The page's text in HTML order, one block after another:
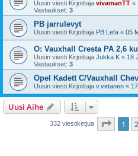
Uusin viesti Kirjoittaja vivamanTT «
Vastaukset: 3
PB jarrulevyt
Uusin viesti Kirjoittaja PB Lefa « 05
O: Vauxhall Cresta PA 2,6
Uusin viesti Kirjoittaja Jukka K « 18
Vastaukset: 3
Opel Kadett C/Vauxhall
Uusin viesti Kirjoittaja v.virtanen «
Uusi Aihe
332 viestiketjua Sivu /7
1 2